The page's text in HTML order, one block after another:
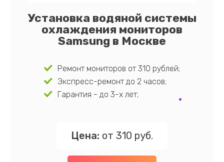
Установка водяной системы
охлаждения мониторов
Samsung в Москве
Ремонт мониторов от 310 рублей;
Экспресс-ремонт до 2 часов;
Гарантия - до 3-х лет;
Цена: от 310 руб.